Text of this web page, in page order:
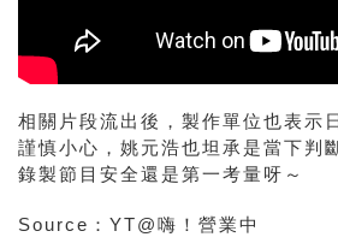
相關片段流出後，製作單位也表示
謹慎小心，姚元浩也坦承是當下判
錄製節目安全還是第一考量呀～
Source：YT@嗨！營業中